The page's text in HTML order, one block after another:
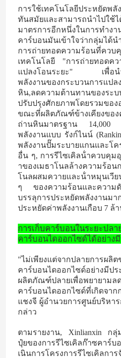
การใช้เทคโนโลยีประหยัดพ
ทันสมัยและสามารถนําไ
มาตรการอีกหนึ่งในการทําง
คาร์บอนมันเข้าใจว่ากลุ่มได้นํ
การถ่ายทอดความร้อนที่
เทคโนโลยี "การถ่ายทอดค
แปลงโอนระยะ" เพื่อนําไ
พลังงานของกระบวนการแป
หิน,ลดความต้านทานของระบ
ปรับปรุงศักยภาพโดยรวม
ขณะที่ผลิตภัณฑ์ข้างเคียงขอ
ถ่านหินมาตรฐาน 14,000
พลังงานแบบ รังก์ไนน์
พลังงานปั๊มระบายแกนและโค
อื่น ๆ, การรีไซเคิลน้ําควบคุ
าของเมธาโนลล้างความร้อน
โนลผสมควายและน้ําหมุนเวี
ๆ ของความร้อนและความ
บรรลุการประหยัดพลังงานม
ประหยัดค่าพลังงานเกือบ 7 ล้
การเก็บคาร์บอนในระยะ
คาร์บอนไดออกไซด์ได้อย่าง
"ไม่เพียงแต่จากปลายการผลิ
คาร์บอนไดออกไซด์อย่างมี
ผลิตภัณฑ์ปลายเพื่อพยายามล
คาร์บอนไดออกไซด์ที่เกิดจ
แชงจี ผู้อํานวยการศูนย์บริหา
กล่าว
ตามรายงาน, Xinlianxin กลุ่
ปุ๋ยของการรีไซเคิลก๊าซคาร์
เนินการโครงการรีไซเคิล